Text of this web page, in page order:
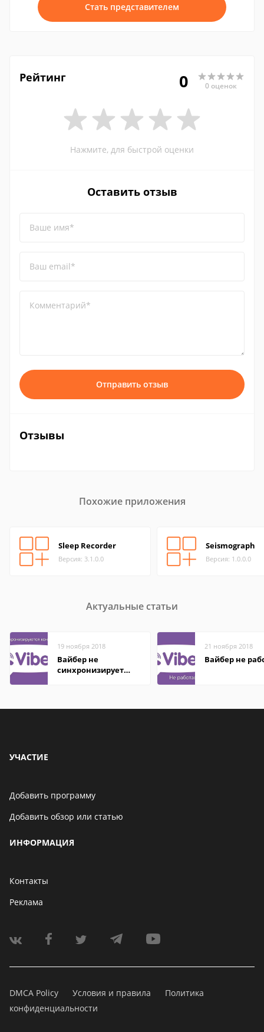
Стать представителем
Рейтинг 0 0 оценок
Нажмите, для быстрой оценки
Оставить отзыв
Ваше имя*
Ваш email*
Комментарий*
Отправить отзыв
Отзывы
Похожие приложения
Sleep Recorder
Версия: 3.1.0.0
Seismograph
Версия: 1.0.0.0
Актуальные статьи
19 ноября 2018
Вайбер не
синхронизирует
21 ноября 2018
Вайбер не
УЧАСТИЕ
Добавить программу
Добавить обзор или статью
ИНФОРМАЦИЯ
Контакты
Реклама
DMCA Policy Условия и правила
Политика
конфиденциальности